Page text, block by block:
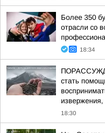
Более 350
отрасли со
18:34
стать
извержения,
18:30